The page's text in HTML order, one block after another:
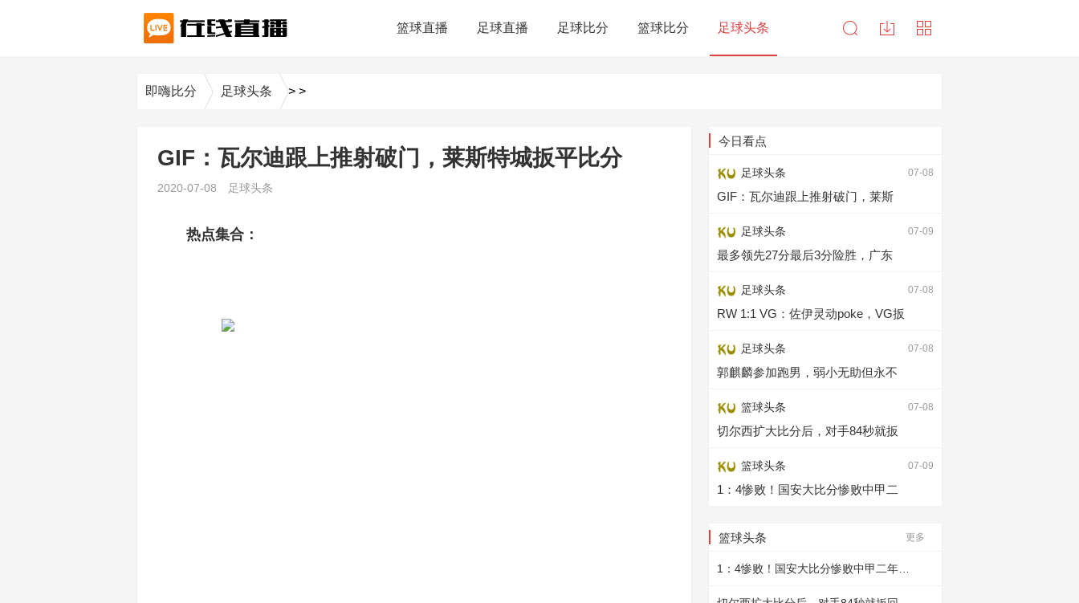
篮球直播 足球直播 足球比分 篮球比分 足球头条
即嗨比分 >
足球头条 >
GIF：瓦尔迪跟上推射破门，莱斯特城扳平比分
2020-07-08 足球头条
热点集合：
今日看点
足球头条 07-08
GIF：瓦尔迪跟上推射破门，莱斯
足球头条 07-09
最多领先27分最后3分险胜，广东
足球头条 07-08
RW 1:1 VG：佐伊灵动poke，VG扳
足球头条 07-08
郭麒麟参加跑男，弱小无助但永不
篮球头条 07-08
切尔西扩大比分后，对手84秒就扳
篮球头条 07-09
1：4惨败！国安大比分惨败中甲二
篮球头条 更多